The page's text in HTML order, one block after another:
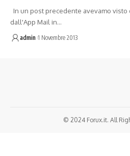
In un post precedente avevamo visto
dall'App Mail in…
admin 1 Novembre 2013
© 2024 Forux.it. All